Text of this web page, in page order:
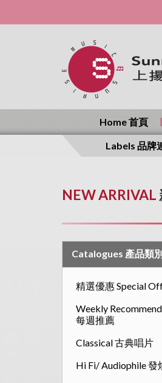
Home 首頁
Labels 品牌
NEW ARRIVAL
Catalogues 產品類
精選優惠 Special
Weekly
每週推薦
Classical 古典唱片
Hi Fi/ Audiophile 發